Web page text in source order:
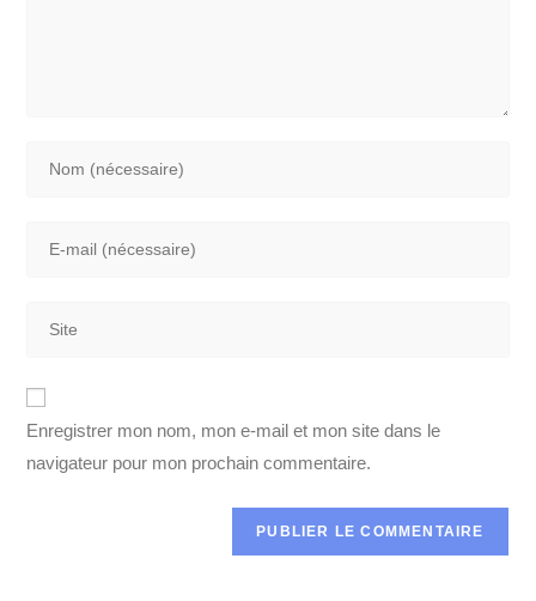
Enregistrer mon nom, mon e-mail et mon site dans le
navigateur pour mon prochain commentaire.